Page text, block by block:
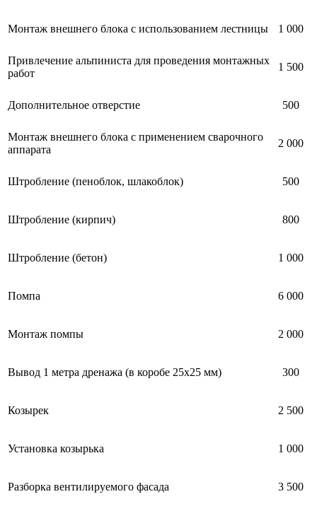
Монтаж внешнего блока с использованием лестницы 1 000
Привлечение альпиниста для проведения монтажных
работ
1 500
Дополнительное отверстие 500
Монтаж внешнего блока с применением сварочного
аппарата
2 000
Штробление (пеноблок, шлакоблок) 500
Штробление (кирпич) 800
Штробление (бетон) 1 000
Помпа 6 000
Монтаж помпы 2 000
Вывод 1 метра дренажа (в коробе 25х25 мм) 300
Козырек 2 500
Установка козырька 1 000
Разборка вентилируемого фасада 3 500